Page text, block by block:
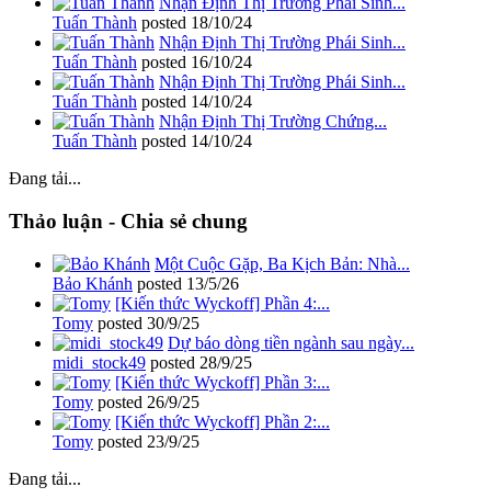
Tuấn Thành posted 18/10/24
Nhận Định Thị Trường Phái Sinh...
Tuấn Thành posted 16/10/24
Nhận Định Thị Trường Phái Sinh...
Tuấn Thành posted 14/10/24
Nhận Định Thị Trường Chứng...
Tuấn Thành posted 14/10/24
Đang tải...
Thảo luận - Chia sẻ chung
Một Cuộc Gặp, Ba Kịch Bản: Nhà...
Bảo Khánh posted 13/5/26
[Kiến thức Wyckoff] Phần 4:...
Tomy posted 30/9/25
Dự báo dòng tiền ngành sau ngày...
midi_stock49 posted 28/9/25
[Kiến thức Wyckoff] Phần 3:...
Tomy posted 26/9/25
[Kiến thức Wyckoff] Phần 2:...
Tomy posted 23/9/25
Đang tải...